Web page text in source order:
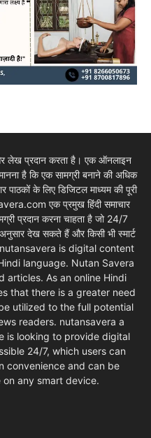
लेख प्रदान करता है। एक ऑनलाइन
है कि एक सामग्री बनाने की अधिक
पाठकों के लिए डिजिटल माध्यम की पूरी
एक प्रमुख हिंदी समाचार
प्रदान करना चाहता है जो 24/7
देख सकते हैं और किसी भी स्मार्ट
nutansavera is digital content
language. Nutan Savera
articles. As an online Hindi
that there is a greater need
utilized to the full potential
readers. nutansavera a
is looking to provide digital
24/7, which users can
convenience and can be
any smart device.